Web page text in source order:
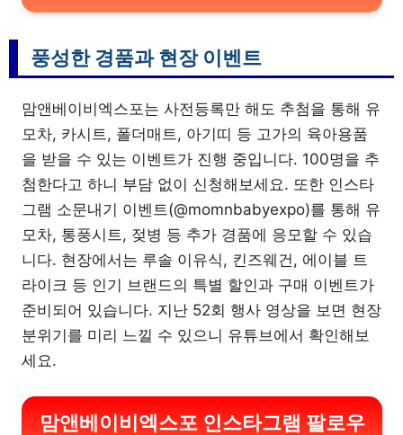
풍성한 경품과 현장 이벤트
맘앤베이비엑스포는 사전등록만 해도 추첨을 통해 유
모차, 카시트, 폴더매트, 아기띠 등 고가의 육아용품
을 받을 수 있는 이벤트가 진행 중입니다. 100명을 추
첨한다고 하니 부담 없이 신청해보세요. 또한 인스타
그램 소문내기 이벤트(@momnbabyexpo)를 통해 유
모차, 통풍시트, 젖병 등 추가 경품에 응모할 수 있습
니다. 현장에서는 루솔 이유식, 킨즈웨건, 에이블 트
라이크 등 인기 브랜드의 특별 할인과 구매 이벤트가
준비되어 있습니다. 지난 52회 행사 영상을 보면 현장
분위기를 미리 느낄 수 있으니 유튜브에서 확인해보
세요.
맘앤베이비엑스포 인스타그램 팔로우